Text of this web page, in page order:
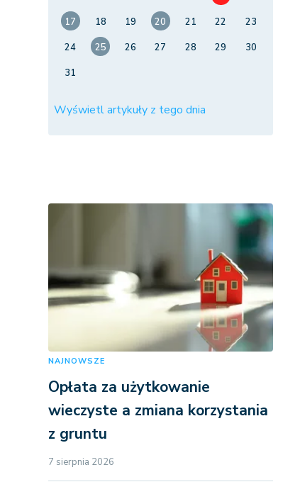
17
18 19 20 21 22
23
24
25 26 27 28 29
30
31
Wyświetl artykuły z tego dnia
NAJNOWSZE
Opłata za użytkowanie
wieczyste a zmiana korzystania
z gruntu
7 sierpnia 2026